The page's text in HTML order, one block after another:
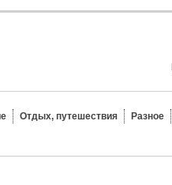
Отдых, путешествия Разное